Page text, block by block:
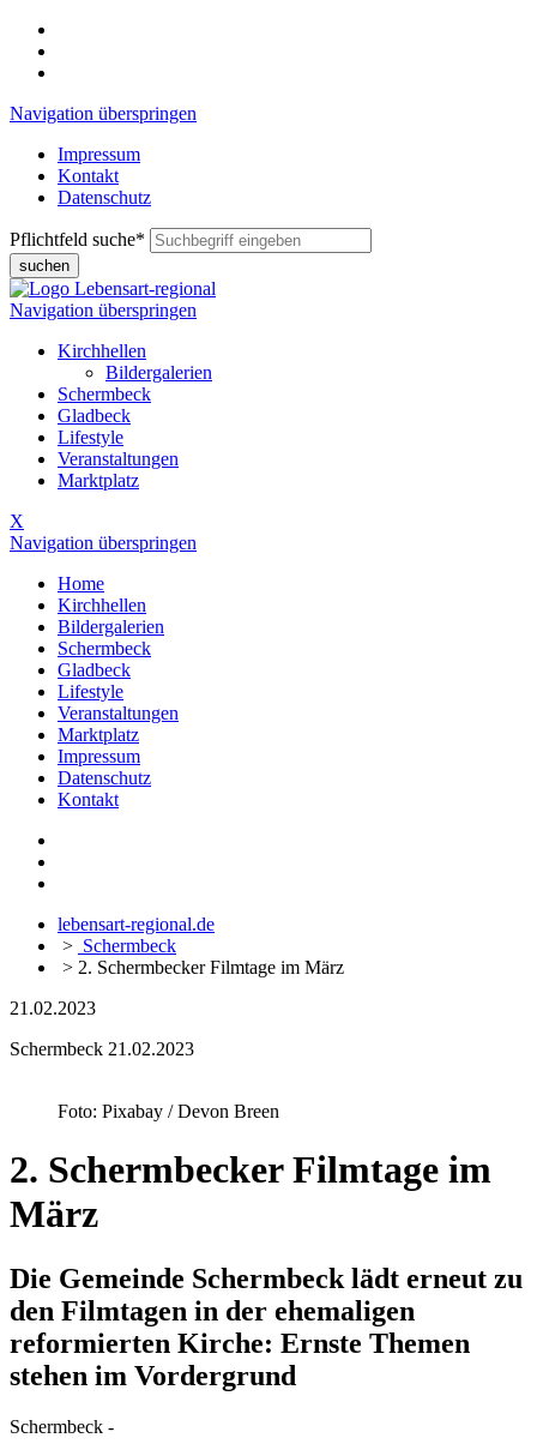
Navigation überspringen
Impressum
Kontakt
Datenschutz
Pflichtfeld suche*
suchen
Navigation überspringen
Kirchhellen
Bildergalerien
Schermbeck
Gladbeck
Lifestyle
Veranstaltungen
Marktplatz
X
Navigation überspringen
Home
Kirchhellen
Bildergalerien
Schermbeck
Gladbeck
Lifestyle
Veranstaltungen
Marktplatz
Impressum
Datenschutz
Kontakt
lebensart-regional.de
> Schermbeck
> 2. Schermbecker Filmtage im März
21.02.2023
Schermbeck 21.02.2023
Foto: Pixabay / Devon Breen
2. Schermbecker Filmtage im
März
Die Gemeinde Schermbeck lädt erneut zu
den Filmtagen in der ehemaligen
reformierten Kirche: Ernste Themen
stehen im Vordergrund
Schermbeck -